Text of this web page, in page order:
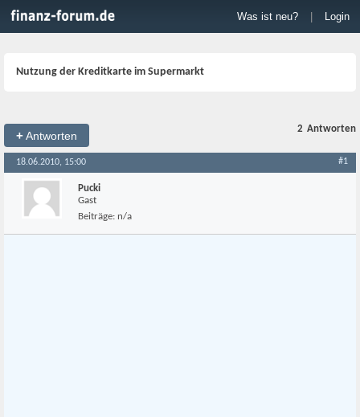
Was ist neu? Login
Nutzung der Kreditkarte im Supermarkt
+Antworten
2 Antworten
18.06.2010, 15:00 #1
Pucki
Gast
Beiträge: n/a